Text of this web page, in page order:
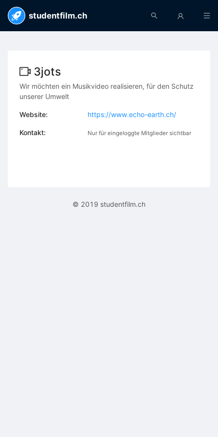
studentfilm.ch
3jots
Wir möchten ein Musikvideo realisieren, für den Schutz
unserer Umwelt
Website: https://www.echo-earth.ch/
Kontakt: Nur für eingeloggte Mitglieder sichtbar
© 2019 studentfilm.ch